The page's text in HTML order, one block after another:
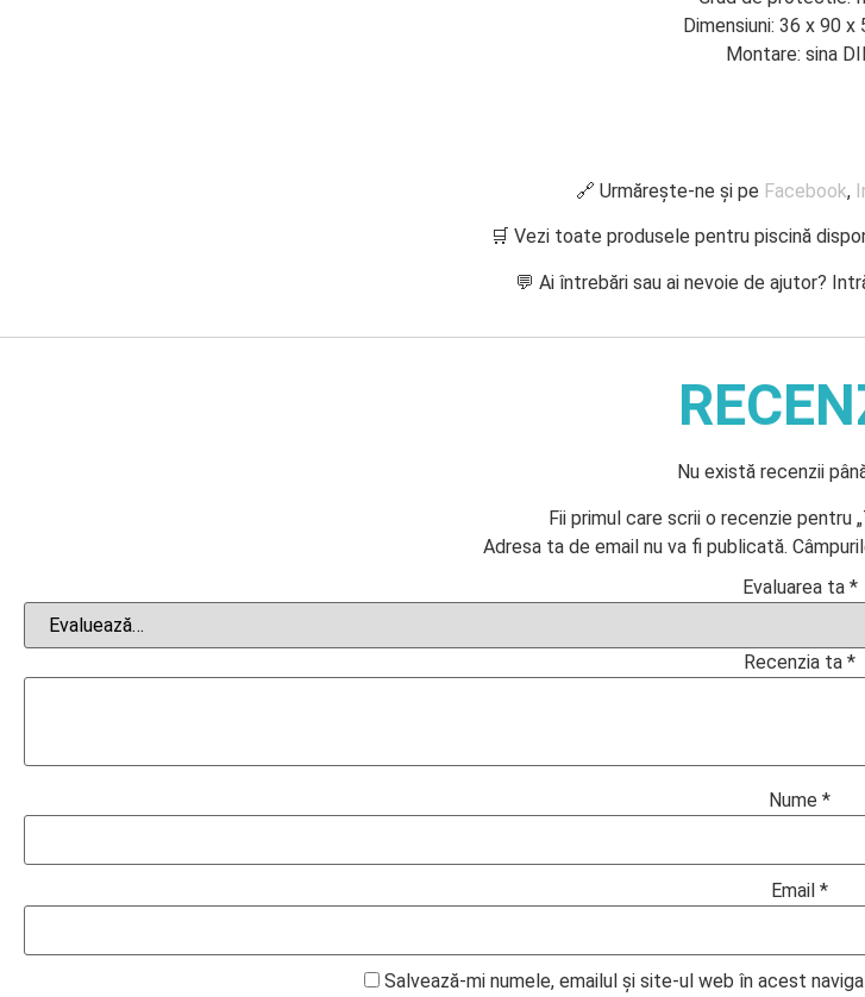
Dimensiuni: 36 x 90 x
Montare: sina
🔗 Urmărește-ne și pe Facebook,
🛒 Vezi toate produsele pentru piscină
💬 Ai întrebări sau ai nevoie de ajutor?
Nu există recenzii
Fii primul care scrii o recenzie pentru
Adresa ta de email nu va fi publicată.
Evaluarea ta *
Recenzia ta *
Nume *
Email *
Salvează-mi numele, emailul și site-ul web în acest